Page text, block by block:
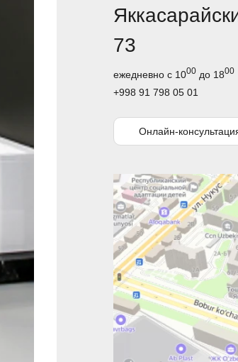
73
ежедневно с 1000 до 1800
+998 91 798 05 01
Онлайн-